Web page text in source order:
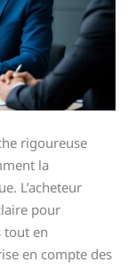
rigoureuse
la
L’acheteur
pour
tout en
en compte des